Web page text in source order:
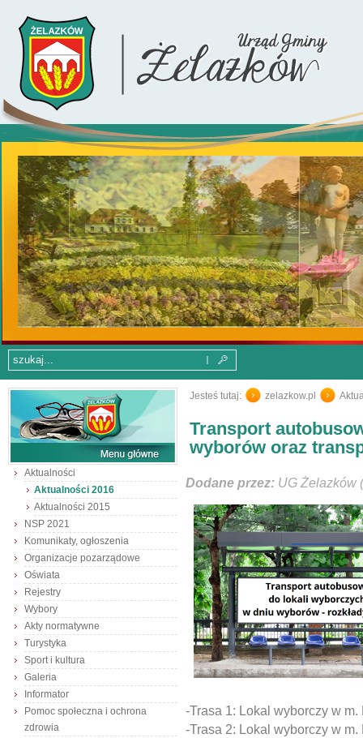
Aktualności
Aktualności 2016
Aktualności 2015
NSP 2021
Komunikaty, ogłoszenia
Organizacje pozarządowe
Oświata
Rejestry
Wybory
Akty normatywne
Turystyka
Sport i kultura
Galeria
Informator
Pomoc społeczna i ochrona
zdrowia
Jesteś tutaj: zelazkow.pl
Transport
wyborów oraz
Dodane przez: UG Żelazków
-Trasa 1: Lokal wyborczy w m.
-Trasa 2: Lokal wyborczy w m.